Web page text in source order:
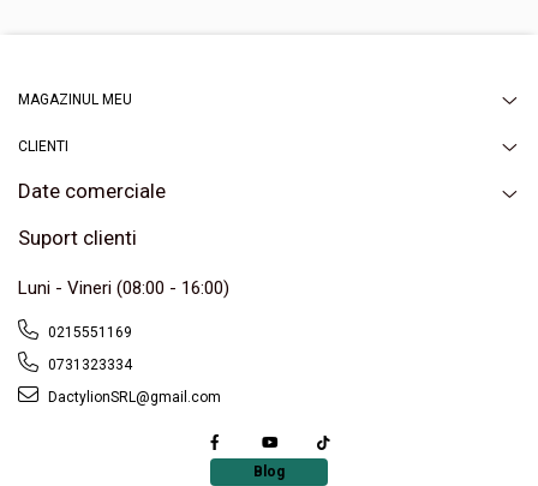
MAGAZINUL MEU
CLIENTI
Date comerciale
Suport clienti
Luni - Vineri (08:00 - 16:00)
0215551169
0731323334
DactylionSRL@gmail.com
Blog